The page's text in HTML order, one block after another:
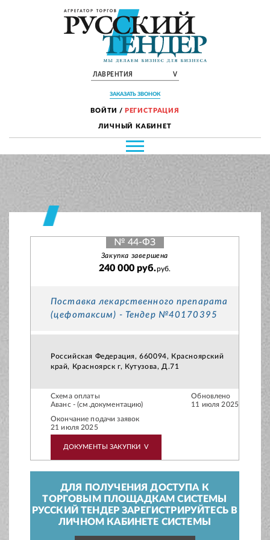
ЛАВРЕНТИЯ V
ЗАКАЗАТЬ ЗВОНОК
ВОЙТИ / РЕГИСТРАЦИЯ
ЛИЧНЫЙ КАБИНЕТ
№ 44-ФЗ
Закупка завершена
240 000 руб.руб.
Поставка лекарственного препарата
(цефотаксим) - Тендер №40170395
Российская Федерация, 660094, Красноярский
край, Красноярск г, Кутузова, Д.71
Схема оплаты
Аванс - (см.документацию)
Обновлено
11 июля 2025
Окончание подачи заявок
21 июля 2025
ДОКУМЕНТЫ ЗАКУПКИ V
ДЛЯ ПОЛУЧЕНИЯ ДОСТУПА К
ТОРГОВЫМ ПЛОЩАДКАМ СИСТЕМЫ
РУССКИЙ ТЕНДЕР ЗАРЕГИСТРИРУЙТЕСЬ В
ЛИЧНОМ КАБИНЕТЕ СИСТЕМЫ